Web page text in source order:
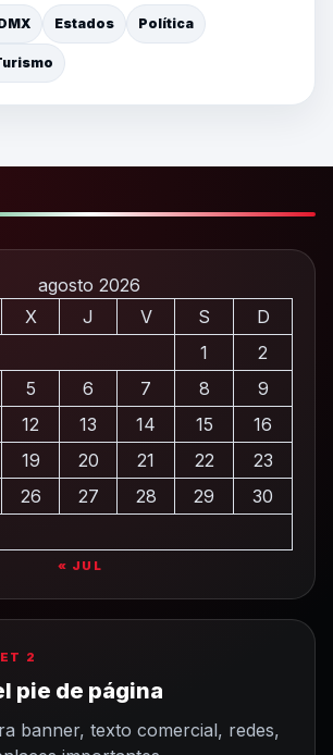
Estados Política
agosto 2026
X J V S
D
1
2
5 6 7 8
9
12 13 14 15
16
19 20 21 22
23
26 27 28 29
30
« JUL
2
pie de página
banner, texto comercial, redes,